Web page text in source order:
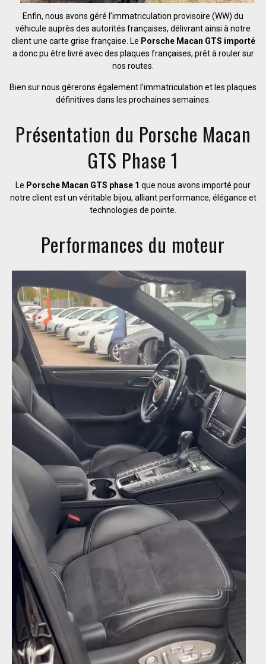
Enfin, nous avons géré l’immatriculation provisoire (WW) du
véhicule auprès des autorités françaises, délivrant ainsi à notre
client une carte grise française. Le Porsche Macan GTS importé
a donc pu être livré avec des plaques françaises, prêt à rouler sur
nos routes.
Bien sur nous gérerons également l’immatriculation et les plaques
définitives dans les prochaines semaines.
Présentation du Porsche Macan
GTS Phase 1
Le Porsche Macan GTS phase 1 que nous avons importé pour
notre client est un véritable bijou, alliant performance, élégance et
technologies de pointe.
Performances du moteur